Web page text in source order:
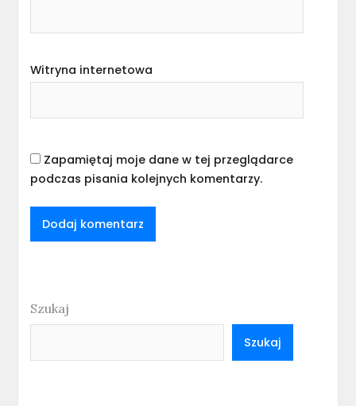
Witryna internetowa
Zapamiętaj moje dane w tej przeglądarce
podczas pisania kolejnych komentarzy.
Szukaj
Szukaj